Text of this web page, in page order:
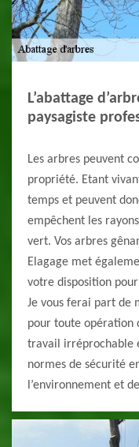
L’abattage
paysagiste
Les arbres peuvent
propriété. Etant
temps et peuvent
empêchent les
vert. Vos arbres
Elagage met
votre disposition
Je vous ferai part de
pour toute opération
travail irréprochable
normes de sécurité
l’environnement et